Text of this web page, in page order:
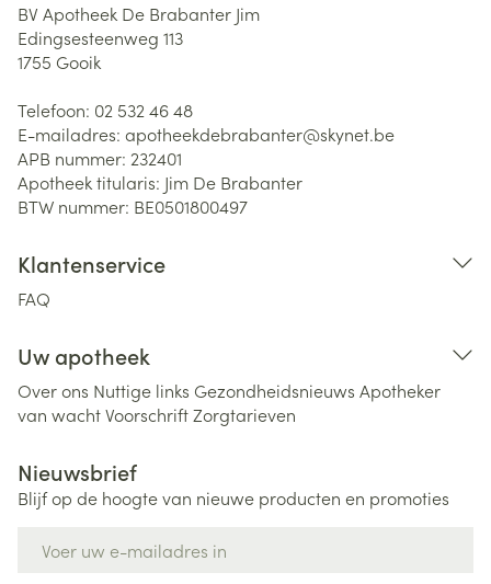
BV Apotheek De Brabanter Jim
Edingsesteenweg 113
1755 Gooik
Telefoon: 02 532 46 48
E-mailadres: apotheekdebrabanter@skynet.be
APB nummer: 232401
Apotheek titularis: Jim De Brabanter
BTW nummer: BE0501800497
Klantenservice
FAQ
Uw apotheek
Over ons Nuttige links Gezondheidsnieuws Apotheker
van wachtVoorschriftZorgtarieven
Nieuwsbrief
Blijf op de hoogte van nieuwe producten en promoties